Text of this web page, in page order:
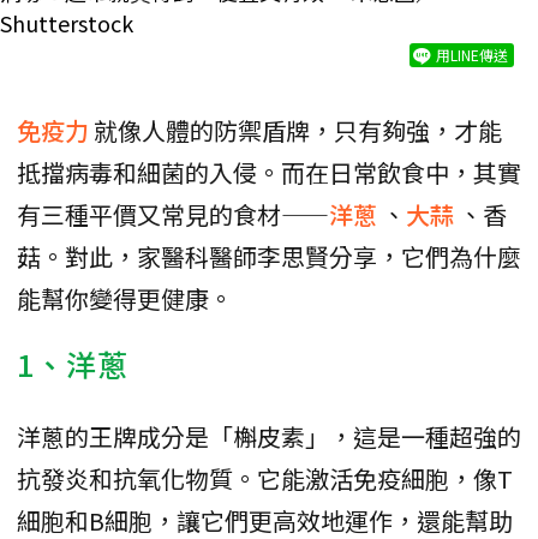
Shutterstock
用LINE傳送
免疫力 就像人體的防禦盾牌，只有夠強，才能
抵擋病毒和細菌的入侵。而在日常飲食中，其實
有三種平價又常見的食材——洋蔥 、 大蒜 、香
菇。對此，家醫科醫師李思賢分享，它們為什麼
能幫你變得更健康。
1、洋蔥
洋蔥的王牌成分是「槲皮素」，這是一種超強的
抗發炎和抗氧化物質。它能激活免疫細胞，像T
細胞和B細胞，讓它們更高效地運作，還能幫助